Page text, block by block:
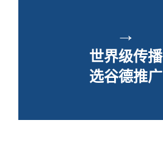
→
世界级传播
选谷德推广